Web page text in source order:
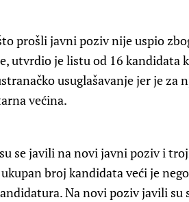
prošli javni poziv nije uspio
utvrdio je listu od 16 kandidata
usuglašavanje jer je za
većina.
se javili na novi javni poziv i
broj kandidata veći je
Na novi poziv javili su